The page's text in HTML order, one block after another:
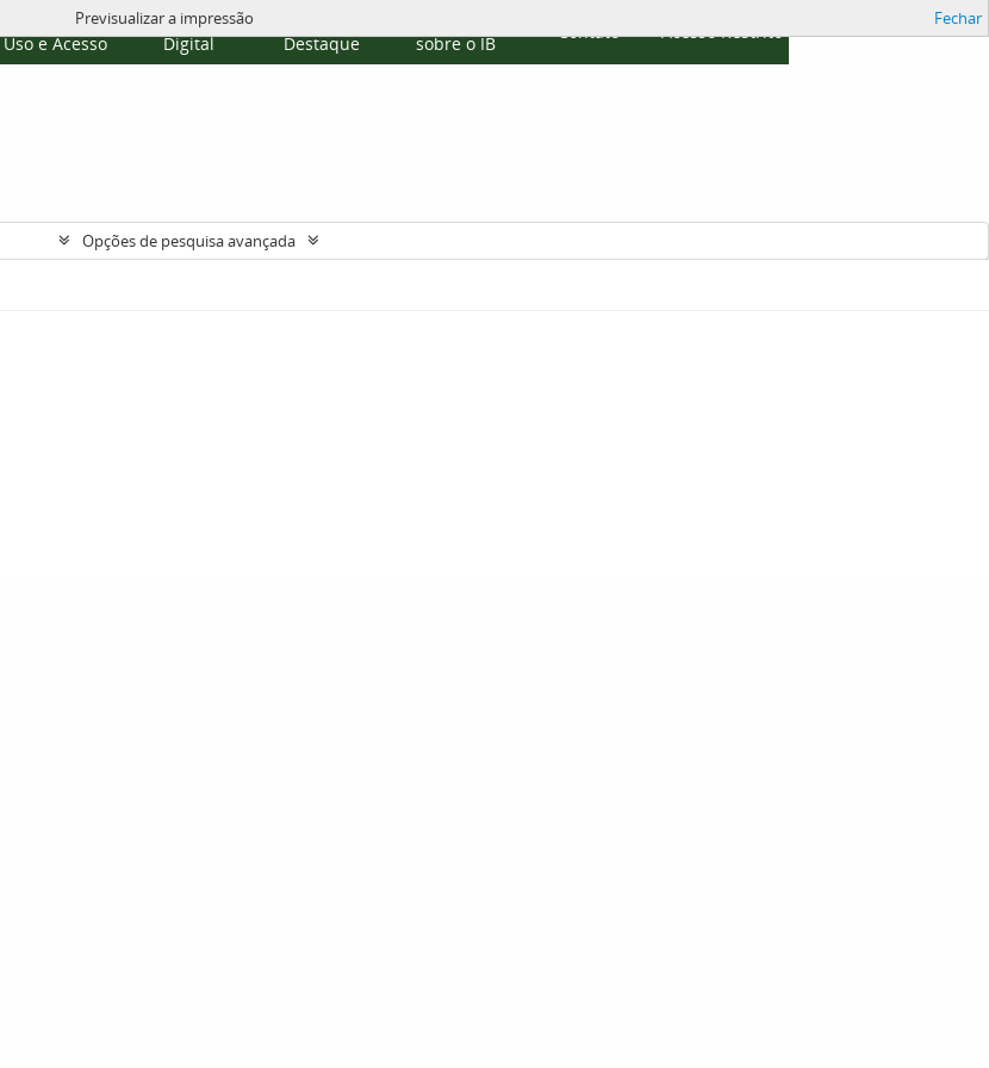
Políticas de
Uso e Acesso
Repositório
Digital
Destaque
sobre o IB
Contato Acesso Restrito
Previsualizar a impressão Fechar
Opções de pesquisa avançada